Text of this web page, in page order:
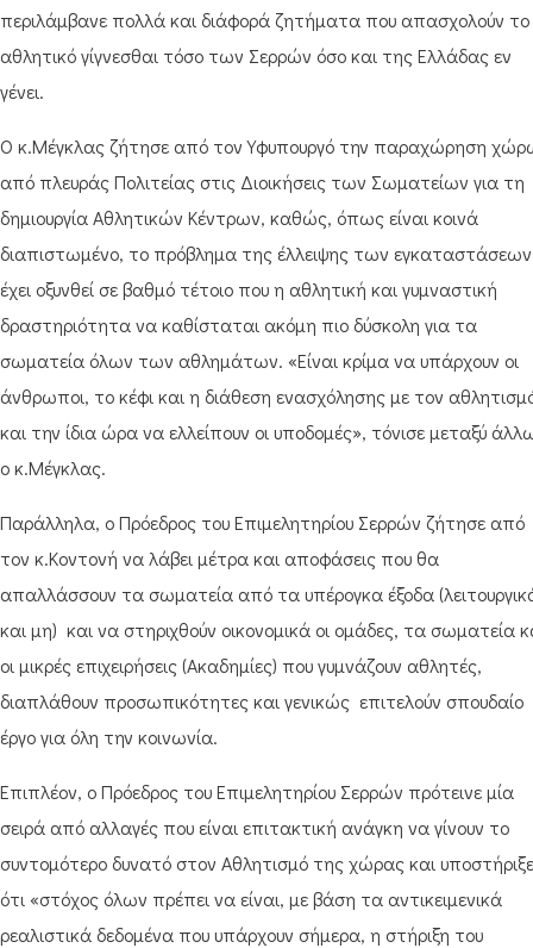
περιλάμβανε πολλά και διάφορά ζητήματα που απασχολούν το
αθλητικό γίγνεσθαι τόσο των Σερρών όσο και της Ελλάδας εν
γένει.
Ο κ.Μέγκλας ζήτησε από τον Υφυπουργό την παραχώρηση
από πλευράς Πολιτείας στις Διοικήσεις των Σωματείων για τη
δημιουργία Αθλητικών Κέντρων, καθώς, όπως είναι κοινά
διαπιστωμένο, το πρόβλημα της έλλειψης των εγκαταστάσεων
έχει οξυνθεί σε βαθμό τέτοιο που η αθλητική και γυμναστική
δραστηριότητα να καθίσταται ακόμη πιο δύσκολη για τα
σωματεία όλων των αθλημάτων. «Είναι κρίμα να υπάρχουν οι
άνθρωποι, το κέφι και η διάθεση ενασχόλησης με τον
και την ίδια ώρα να ελλείπουν οι υποδομές», τόνισε μεταξύ
ο κ.Μέγκλας.
Παράλληλα, ο Πρόεδρος του Επιμελητηρίου Σερρών ζήτησε από
τον κ.Κοντονή να λάβει μέτρα και αποφάσεις που θα
απαλλάσσουν τα σωματεία από τα υπέρογκα έξοδα
και μη) και να στηριχθούν οικονομικά οι ομάδες, τα σωματεία
οι μικρές επιχειρήσεις (Ακαδημίες) που γυμνάζουν αθλητές,
διαπλάθουν προσωπικότητες και γενικώς επιτελούν σπουδαίο
έργο για όλη την κοινωνία.
Επιπλέον, ο Πρόεδρος του Επιμελητηρίου Σερρών πρότεινε μία
σειρά από αλλαγές που είναι επιτακτική ανάγκη να γίνουν το
συντομότερο δυνατό στον Αθλητισμό της χώρας και υποστήριξε
ότι «στόχος όλων πρέπει να είναι, με βάση τα αντικειμενικά
ρεαλιστικά δεδομένα που υπάρχουν σήμερα, η στήριξη του